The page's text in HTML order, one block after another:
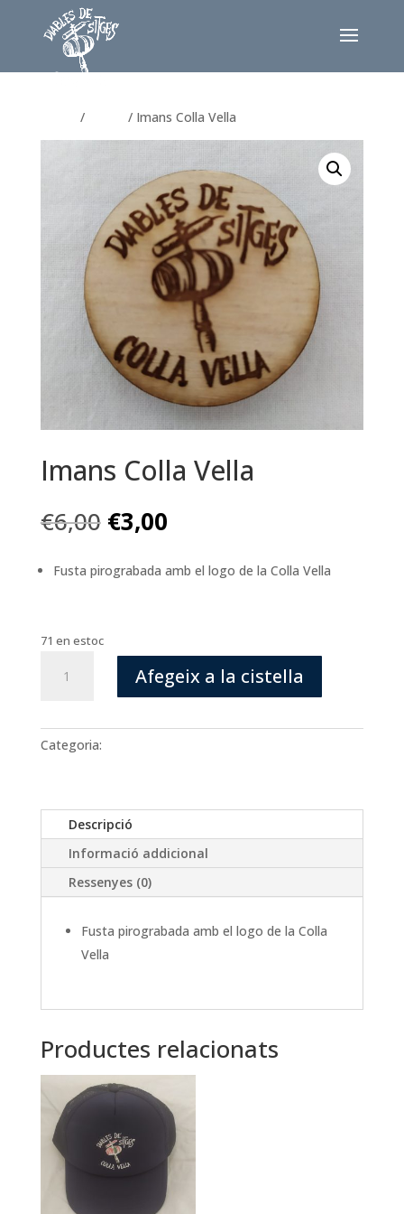
/ / Imans Colla Vella
Imans Colla Vella
€6,00 El
preu
original
era:
€3,00El
actual
és:
Fusta pirograbada amb el logo de la Colla Vella
71 en estoc
Vella
Afegeix a la cistella
Categoria:
Descripció
Informació addicional
Ressenyes (0)
Fusta pirograbada amb el logo de la Colla
Vella
Productes relacionats